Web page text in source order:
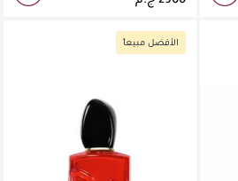
الأفضل مبيعاً